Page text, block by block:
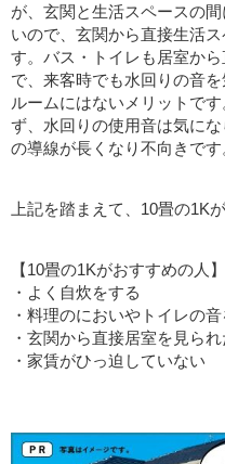
が、玄関と生活スペースの
いので、玄関から直接生活
す。バス・トイレも居室か
で、来客時でも水回りの音
ルームにはないメリットで
ず、水回りの使用音は気に
の導線が長くなり不向きです
上記を踏まえて、10畳の1K
【10畳の1Kがおすすめの人】
・よく自炊をする
・料理のにおいやトイレの
・玄関から直接居室を見ら
・家賃がひっ迫していない